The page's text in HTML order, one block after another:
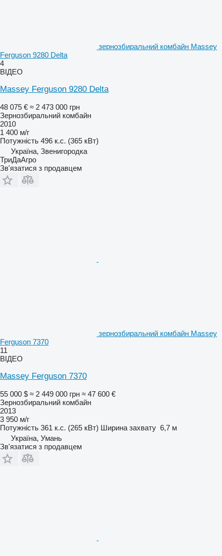
зернозбиральний комбайн Massey
Ferguson 9280 Delta
4
ВІДЕО
Massey Ferguson 9280 Delta
48 075 € ≈ 2 473 000 грн
Зернозбиральний комбайн
2010
1 400 м/г
Потужність 496 к.с. (365 кВт)
Україна, Звенигородка
ТриДаАгро
Зв'язатися з продавцем
зернозбиральний комбайн Massey
Ferguson 7370
11
ВІДЕО
Massey Ferguson 7370
55 000 $ ≈ 2 449 000 грн ≈ 47 600 €
Зернозбиральний комбайн
2013
3 950 м/г
Потужність 361 к.с. (265 кВт) Ширина захвату 6,7 м
Україна, Умань
Зв'язатися з продавцем